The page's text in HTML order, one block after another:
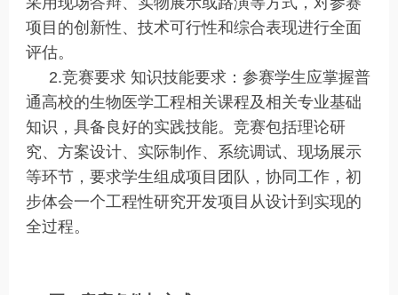
项目的创新性、技术可行性和综合表现进行全面
评估。
2.竞赛要求 知识技能要求：参赛学生应掌握普
通高校的生物医学工程相关课程及相关专业基础
知识，具备良好的实践技能。竞赛包括理论研
究、方案设计、实际制作、系统调试、现场展示
等环节，要求学生组成项目团队，协同工作，初
步体会一个工程性研究开发项目从设计到实现的
全过程。